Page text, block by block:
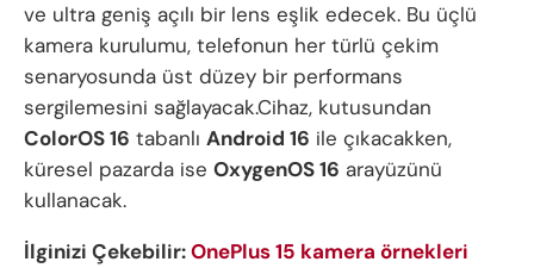
ve ultra geniş açılı bir lens eşlik edecek. Bu üçlü
kamera kurulumu, telefonun her türlü çekim
senaryosunda üst düzey bir performans
sergilemesini sağlayacak.Cihaz, kutusundan
ColorOS 16 tabanlı Android 16 ile çıkacakken,
küresel pazarda ise OxygenOS 16 arayüzünü
kullanacak.
İlginizi Çekebilir:OnePlus 15 kamera örnekleri